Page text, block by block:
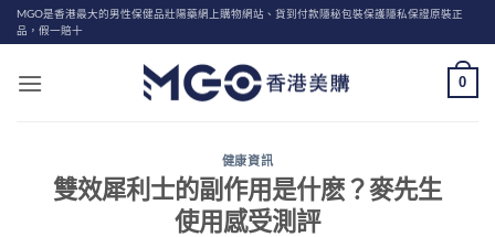
Skip
to
MGO是香港最大的男性保健品壯陽藥網上購物網站、貨到付款隱秘包裝保護隱私保證原裝正
品，假一賠十
0
健康資訊
雙效犀利士的副作用是什麽？麥先生
使用感受測評